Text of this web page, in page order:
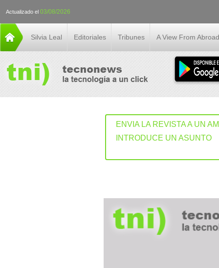
Actualizado el 03/08/2026
Silvia Leal Editoriales Tribunes A View From Abroad
ENVIA LA REVISTA A UN
INTRODUCE UN ASUNTO